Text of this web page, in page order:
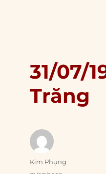
31/07/
Trăng
Author
Kim Phụng